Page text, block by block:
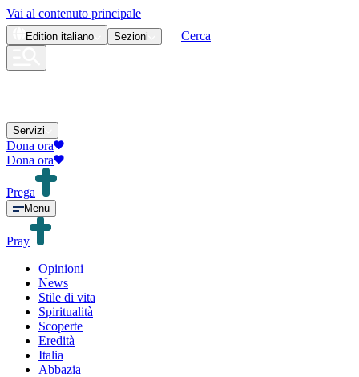
Vai al contenuto principale
Edition italiano Sezioni Cerca
Servizi
Dona ora
Dona ora
Prega
Menu
Pray
Opinioni
News
Stile di vita
Spiritualità
Scoperte
Eredità
Italia
Abbazia